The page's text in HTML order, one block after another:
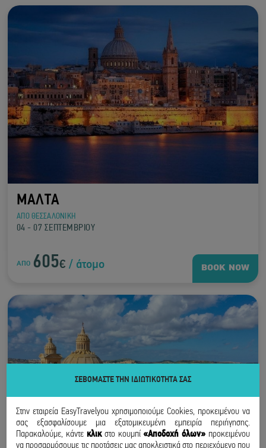
BOOK NOW
ΜΑΛΤΑ
ΑΠΟ ΘΕΣΣΑΛΟΝΙΚΗ
04 - 07 ΣΕΠΤΕΜΒΡΙΟΥ
ΑΠΟ 605€ / άτομο
ΣΕΒΟΜΑΣΤΕ ΤΗΝ ΙΔΙΩΤΙΚΟΤΗΤΑ ΣΑΣ
Στην εταιρεία EasyTravelyou χρησιμοποιούμε Cookies, προκειμένου να
σας εξασφαλίσουμε μια εξατομικευμένη εμπειρία περιήγησης.
Παρακαλούμε, κάντε κλικστο κουμπί«Αποδοχή όλων» προκειμένου
να προσαρμόσουμε τις προτάσεις μας αποκλειστικά στο περιεχόμενο που